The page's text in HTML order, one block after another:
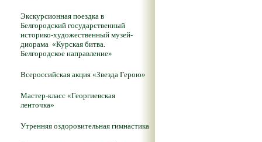
Экскурсионная поездка в
Белгородский государственный
историко-художественный музей-
диорама «Курская битва.
Белгородское направление»
Всероссийская акция «Звезда Герою»
Мастер-класс «Георгиевская
ленточка»
Утренняя оздоровительная гимнастика